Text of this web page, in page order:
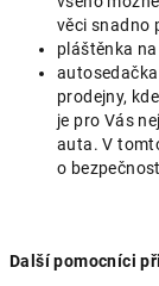
věci snadno
pláštěnka
prodejny,
je pro Vás
auta. V
o
Další pomocníci